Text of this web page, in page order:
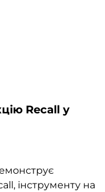
Recall у
інструменту на